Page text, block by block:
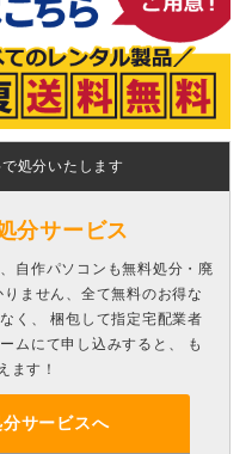
処分いたします
分サービス
自作パソコンも無料処分・廃
ません、全て無料のお得な
く、 梱包して指定宅配業者
ムにて申し込みすると、 も
ます！
サービスへ